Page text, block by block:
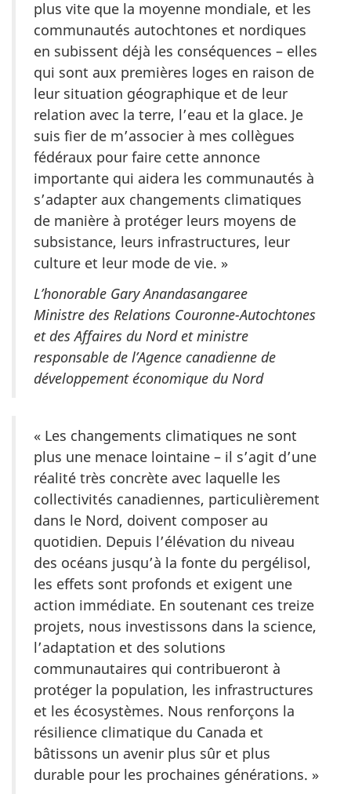
plus vite que la moyenne mondiale, et les
communautés autochtones et nordiques
en subissent déjà les conséquences – elles
qui sont aux premières loges en raison de
leur situation géographique et de leur
relation avec la terre, l’eau et la glace. Je
suis fier de m’associer à mes collègues
fédéraux pour faire cette annonce
importante qui aidera les communautés à
s’adapter aux changements climatiques
de manière à protéger leurs moyens de
subsistance, leurs infrastructures, leur
culture et leur mode de vie. »
L’honorable Gary Anandasangaree
Ministre des Relations Couronne-Autochtones
et des Affaires du Nord et ministre
responsable de l’Agence canadienne de
développement économique du Nord
« Les changements climatiques ne sont
plus une menace lointaine – il s’agit d’une
réalité très concrète avec laquelle les
collectivités canadiennes, particulièrement
dans le Nord, doivent composer au
quotidien. Depuis l’élévation du niveau
des océans jusqu’à la fonte du pergélisol,
les effets sont profonds et exigent une
action immédiate. En soutenant ces treize
projets, nous investissons dans la science,
l’adaptation et des solutions
communautaires qui contribueront à
protéger la population, les infrastructures
et les écosystèmes. Nous renforçons la
résilience climatique du Canada et
bâtissons un avenir plus sûr et plus
durable pour les prochaines générations. »